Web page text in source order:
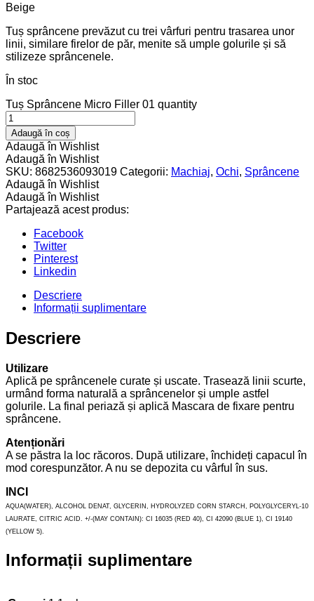
Beige
Tuș sprâncene prevăzut cu trei vârfuri pentru trasarea unor
linii, similare firelor de păr, menite să umple golurile și să
stilizeze sprâncenele.
În stoc
Tuș Sprâncene Micro Filler 01 quantity
Adaugă în coș
Adaugă în Wishlist
Adaugă în Wishlist
SKU: 8682536093019 Categorii: Machiaj, Ochi, Sprâncene
Adaugă în Wishlist
Adaugă în Wishlist
Partajează acest produs:
Facebook
Twitter
Pinterest
Linkedin
Descriere
Informații suplimentare
Descriere
Utilizare
Aplică pe sprâncenele curate și uscate. Trasează linii scurte,
urmând forma naturală a sprâncenelor și umple astfel
golurile. La final periază și aplică Mascara de fixare pentru
sprâncene.
Atenționări
A se păstra la loc răcoros. După utilizare, închideți capacul în
mod corespunzător. A nu se depozita cu vârful în sus.
INCI
AQUA(WATER), ALCOHOL DENAT, GLYCERIN, HYDROLYZED CORN STARCH, POLYGLYCERYL-10
LAURATE, CITRIC ACID. +/-(MAY CONTAIN): CI 16035 (RED 40), CI 42090 (BLUE 1), CI 19140
(YELLOW 5).
Informații suplimentare